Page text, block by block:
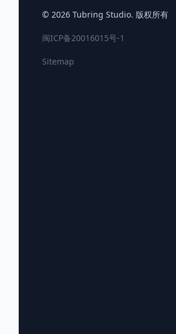
© 2026 Tubring Studio. 版权所有
闽ICP备20016015号-1
Sitemap